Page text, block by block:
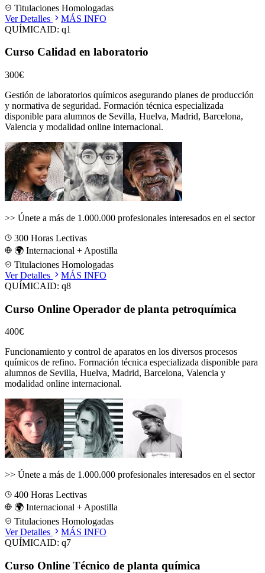
Titulaciones Homologadas
Ver Detalles
MÁS INFO
QUÍMICAID: q1
Curso Calidad en laboratorio
300€
Gestión de laboratorios químicos asegurando planes de producción
y normativa de seguridad. Formación técnica especializada
disponible para alumnos de Sevilla, Huelva, Madrid, Barcelona,
Valencia y modalidad online internacional.
>> Únete a más de 1.000.000 profesionales interesados en el sector
300 Horas Lectivas
🌍 Internacional + Apostilla
Titulaciones Homologadas
Ver Detalles
MÁS INFO
QUÍMICAID: q8
Curso Online Operador de planta petroquímica
400€
Funcionamiento y control de aparatos en los diversos procesos
químicos de refino. Formación técnica especializada disponible para
alumnos de Sevilla, Huelva, Madrid, Barcelona, Valencia y
modalidad online internacional.
>> Únete a más de 1.000.000 profesionales interesados en el sector
400 Horas Lectivas
🌍 Internacional + Apostilla
Titulaciones Homologadas
Ver Detalles
MÁS INFO
QUÍMICAID: q7
Curso Online Técnico de planta química